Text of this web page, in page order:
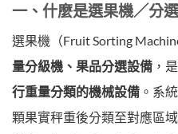
一、什麼是選果機／分
選果機（Fruit Sorting
量分級機、果品分選設備 ，
行重量分類的機械設備 。系
顆果實秤重後分類至對應區